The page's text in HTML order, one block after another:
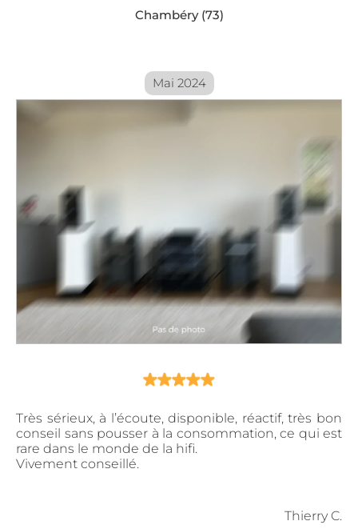
Chambéry (73)
Mai 2024
Très sérieux, à l’écoute, disponible, réactif, très bon
conseil sans pousser à la consommation, ce qui est
rare dans le monde de la hifi.
Vivement conseillé.
Thierry C.